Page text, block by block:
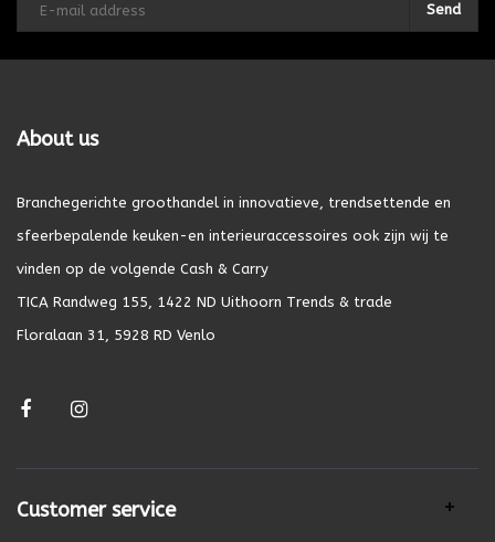
Send
About us
Branchegerichte groothandel in innovatieve, trendsettende en
sfeerbepalende keuken-en interieuraccessoires ook zijn wij te
vinden op de volgende Cash & Carry
TICA Randweg 155, 1422 ND Uithoorn Trends & trade
Floralaan 31, 5928 RD Venlo
Customer service